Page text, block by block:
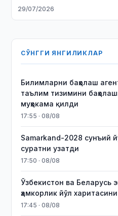
29/07/2026
СЎНГГИ ЯНГИЛИКЛАР
Билимларни баҳолаш
таълим тизимини
муҳокама қилди
17:55 · 08/08
Samarkand-2028 сунъий
суратни узатди
17:50 · 08/08
Ўзбекистон ва Беларусь
ҳамкорлик йўл
17:45 · 08/08